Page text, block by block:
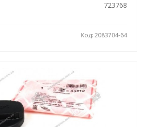
723768
Код: 2083704-64